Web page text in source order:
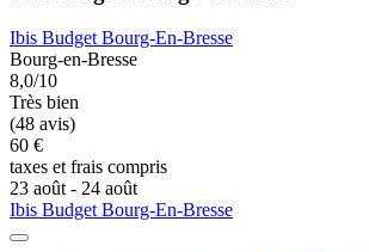
Ibis Budget Bourg-En-Bresse
Bourg-en-Bresse
8,0/10
Très bien
(48 avis)
60 €
taxes et frais compris
23 août - 24 août
Ibis Budget Bourg-En-Bresse